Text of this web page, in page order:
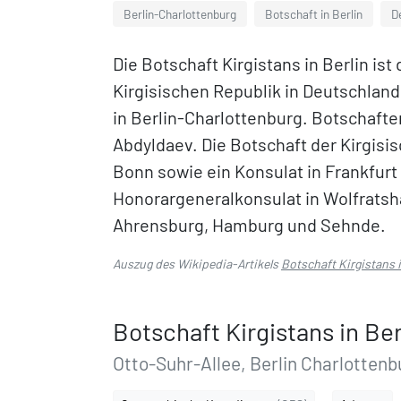
Berlin-Charlottenburg Botschaft in Berlin
Die Botschaft Kirgistans in Berlin
Kirgisischen Republik in
in Berlin-Charlottenburg.
Abdyldaev. Die Botschaft der
Bonn sowie ein Konsulat in
Honorargeneralkonsulat in
Ahrensburg, Hamburg und Sehnde.
Auszug des Wikipedia-ArtikelsBotschaft Kirgistans
Botschaft Kirgistans in
Otto-Suhr-Allee, Berlin